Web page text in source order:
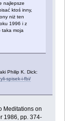
najlepsze
ktoś inny,
niż ten
1996 i z
taka moja
Philip K. Dick:‎
spisek-i-fbi/
Meditations on
1986, pp. 374-